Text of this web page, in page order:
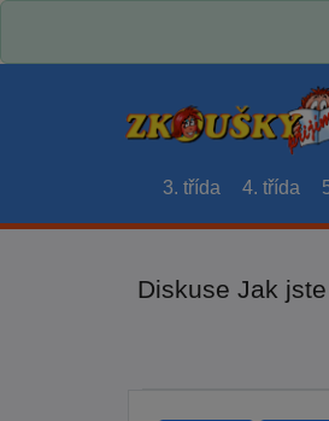
3. třída 4. třída
Diskuse Jak